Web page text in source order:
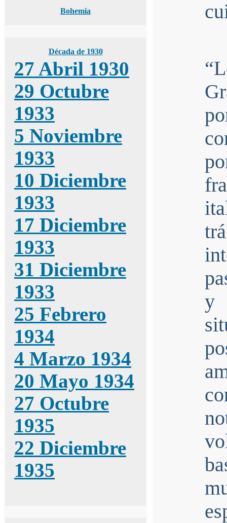
Bohemia
Década de 1930
27 Abril 1930
29 Octubre
1933
5 Noviembre
1933
10 Diciembre
1933
17 Diciembre
1933
31 Diciembre
1933
25 Febrero
1934
4 Marzo 1934
20 Mayo 1934
27 Octubre
1935
22 Diciembre
1935
y